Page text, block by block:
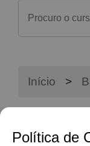
Política de
Início